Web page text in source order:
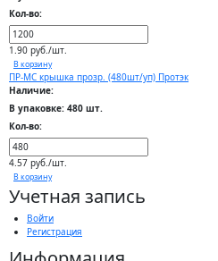
Кол-во:
1.90 руб./шт.
В корзину
ПР-МС крышка прозр. (480шт/уп) Протэк
Наличие:
В упаковке: 480 шт.
Кол-во:
4.57 руб./шт.
В корзину
Учетная запись
Войти
Регистрация